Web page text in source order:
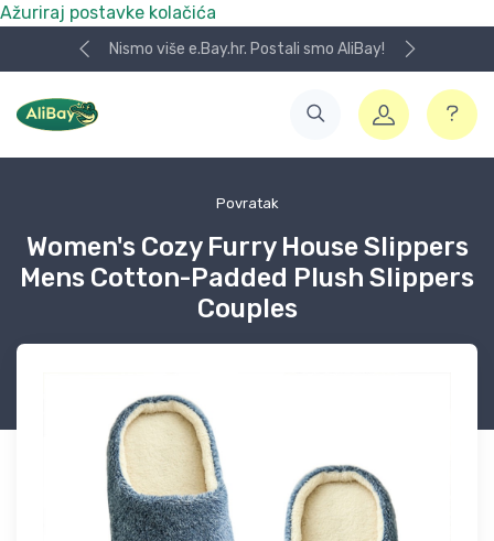
Ažuriraj postavke kolačića
Nismo više e.Bay.hr. Postali smo AliBay!
Povratak
Women's Cozy Furry House Slippers
Mens Cotton-Padded Plush Slippers
Couples